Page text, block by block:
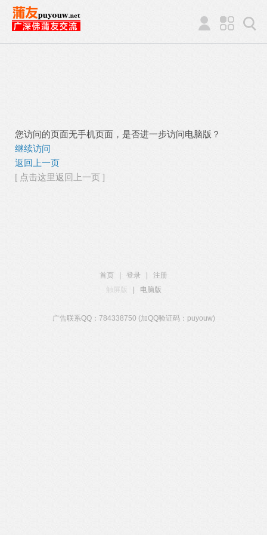
您访问的页面无手机页面，是否进一步访问电脑版？
继续访问
返回上一页
[ 点击这里返回上一页 ]
首页 登录
注册
触屏版
电脑版
广告联系QQ：784338750 (加QQ验证码：puyouw)